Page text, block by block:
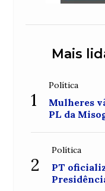
Mais
1
Política
Mulheres
PL da
2
Política
PT